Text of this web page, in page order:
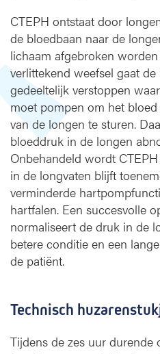
P
E
A
-
b
e
h
a
n
d
e
l
i
n
g
CTEPH ontstaat door
de bloedbaan naar de
lichaam afgebroken
verlittekend weefsel gaat
gedeeltelijk verstoppen
moet pompen om het
van de longen te sturen.
bloeddruk in de longen
Onbehandeld wordt
in de longvaten blijft
verminderde
hartfalen. Een succesvolle
normaliseert de druk in de
betere conditie en een
de patiënt.
Technisch
Tijdens de zes uur durende